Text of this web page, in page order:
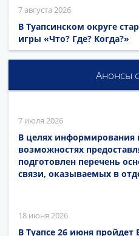
7 августа 2026
В Туапсинском округе
игры «Что? Где? Когда?»
Анонсы
7 июля 2026
В целях информирования
возможностях
подготовлен перечень
связи, оказываемых в
18 июня 2026
В Туапсе 26 июня пройдет